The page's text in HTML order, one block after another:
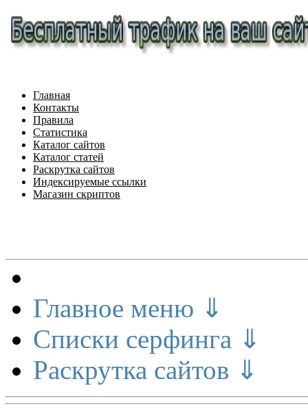
Главная
Контакты
Правила
Статистика
Каталог сайтов
Каталог статей
Раскрутка сайтов
Индексируемые ссылки
Магазин скриптов
Главное меню ⇓
Списки серфинга ⇓
Раскрутка сайтов ⇓